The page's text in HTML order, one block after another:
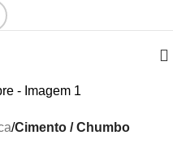
Cimento / Chumbo